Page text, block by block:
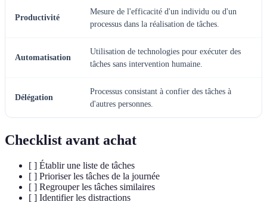
Productivité
Mesure de l'efficacité d'un individu ou d'un
processus dans la réalisation de tâches.
Automatisation
Utilisation de technologies pour exécuter des
tâches sans intervention humaine.
Délégation
Processus consistant à confier des tâches à
d'autres personnes.
Checklist avant achat
[ ] Établir une liste de tâches
[ ] Prioriser les tâches de la journée
[ ] Regrouper les tâches similaires
[ ] Identifier les distractions